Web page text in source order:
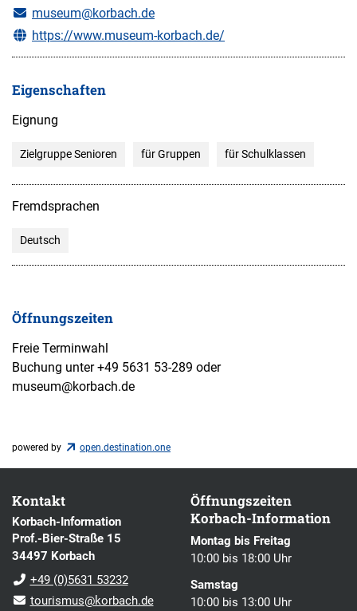
museum@korbach.de
https://www.museum-korbach.de/
Eigenschaften
Eignung
Zielgruppe Senioren für Gruppen für Schulklassen
Fremdsprachen
Deutsch
Öffnungszeiten
Freie Terminwahl
Buchung unter +49 5631 53-289 oder
museum@korbach.de
powered by open.destination.one
Kontakt
Korbach-Information
Prof.-Bier-Straße 15
34497 Korbach
+49 (0)5631 53232
tourismus@korbach.de
Öffnungszeiten
Korbach-Information
Montag bis Freitag
10:00 bis 18:00 Uhr
Samstag
10:00 bis 13:00 Uhr